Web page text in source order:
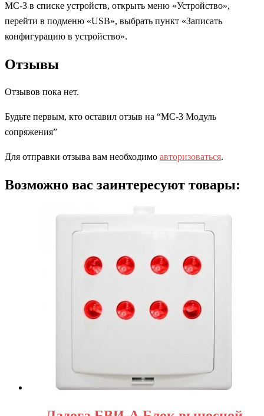
МС-3 в списке устройств, открыть меню «Устройство»,
перейти в подменю «USB», выбрать пункт «Записать
конфигурацию в устройство».
Отзывы
Отзывов пока нет.
Будьте первым, кто оставил отзыв на “МС-3 Модуль
сопряжения”
Для отправки отзыва вам необходимо авторизоваться.
Возможно вас заинтересуют товары: